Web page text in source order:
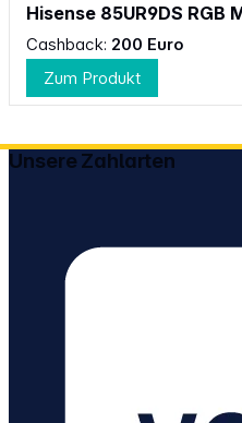
Hisense 85UR9DS RGB
Cashback: 200 Euro
Zum Produkt
Unsere Zahlarten